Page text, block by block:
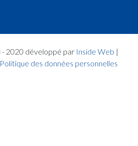
2020 développé par Inside Web |
Politique des données personnelles